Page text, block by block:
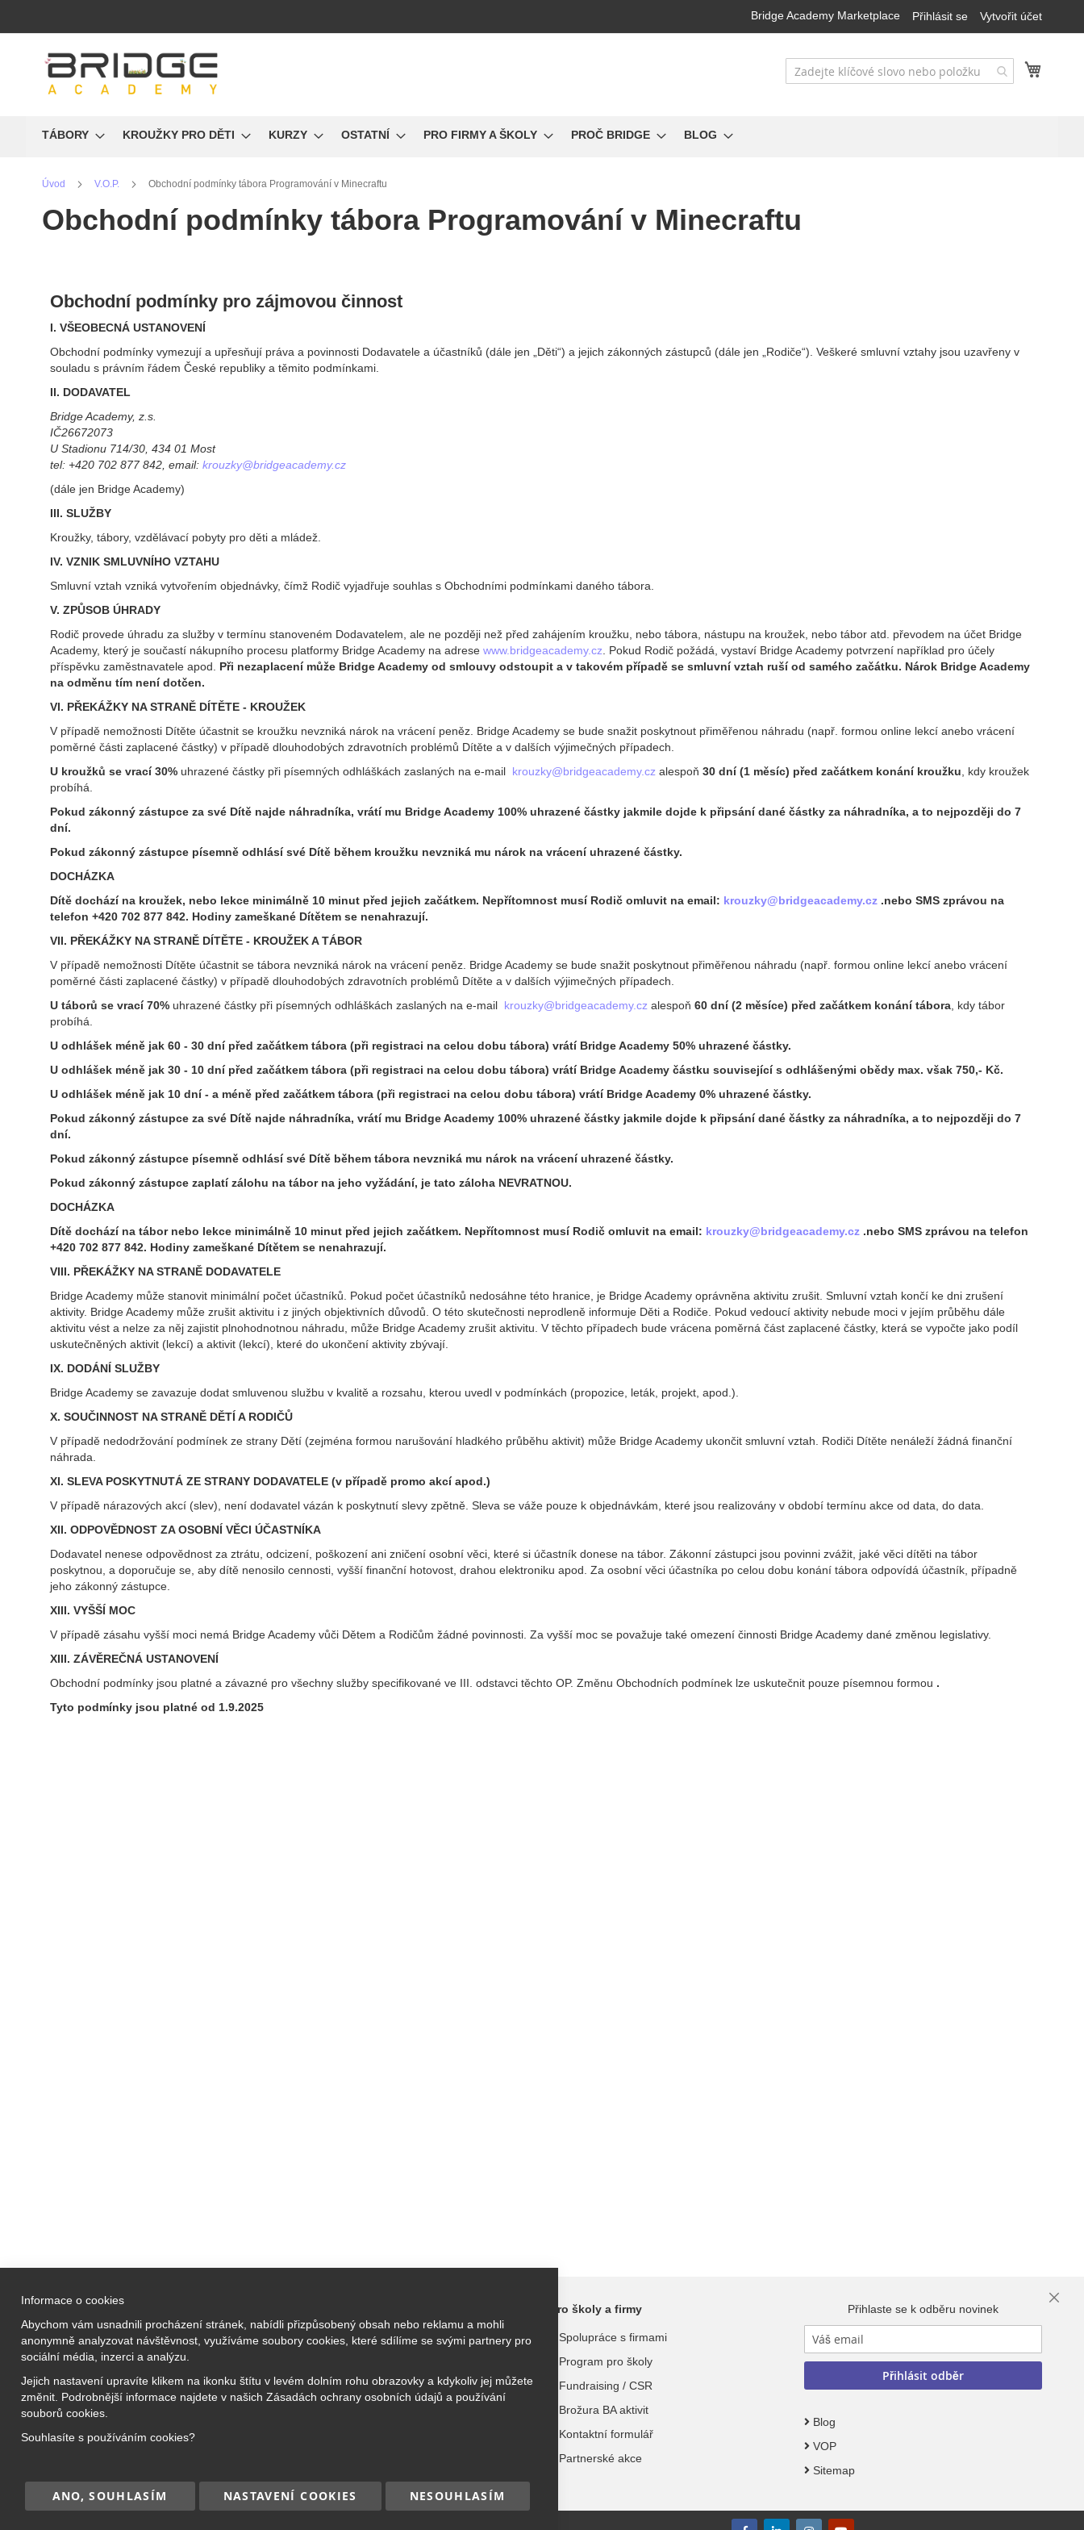
na
Bridge Academy Marketplace Přihlásit se Vytvořit účet
TÁBORY KROUŽKY PRO DĚTI KURZY OSTATNÍ PRO FIRMY A ŠKOLY PROČ BRIDGE BLOG
Úvod V.O.P. Obchodní podmínky tábora Programování v Minecraftu
Obchodní podmínky tábora Programování v Minecraftu
Obchodní podmínky pro zájmovou činnost
I. VŠEOBECNÁ USTANOVENÍ
Obchodní podmínky vymezují a upřesňují práva a povinnosti Dodavatele a účastníků (dále jen „Děti“) a jejich zákonných zástupců (dále jen „Rodiče“). Veškeré smluvní vztahy jsou uzavřeny v
souladu s právním řádem České republiky a těmito podmínkami.
II. DODAVATEL
Bridge Academy, z.s.
IČ26672073
U Stadionu 714/30, 434 01 Most
tel: +420 702 877 842, email: krouzky@bridgeacademy.cz
(dále jen Bridge Academy)
III. SLUŽBY
Kroužky, tábory, vzdělávací pobyty pro děti a mládež.
IV. VZNIK SMLUVNÍHO VZTAHU
Smluvní vztah vzniká vytvořením objednávky, čímž Rodič vyjadřuje souhlas s Obchodními podmínkami daného tábora.
V. ZPŮSOB ÚHRADY
Rodič provede úhradu za služby v termínu stanoveném Dodavatelem, ale ne později než před zahájením kroužku, nebo tábora, nástupu na kroužek, nebo tábor atd. převodem na účet Bridge
Academy, který je součastí nákupního procesu platformy Bridge Academy na adrese www.bridgeacademy.cz. Pokud Rodič požádá, vystaví Bridge Academy potvrzení například pro účely
příspěvku zaměstnavatele apod. Při nezaplacení může Bridge Academy od smlouvy odstoupit a v takovém případě se smluvní vztah ruší od samého začátku. Nárok Bridge Academy
na odměnu tím není dotčen.
VI. PŘEKÁŽKY NA STRANĚ DÍTĚTE - KROUŽEK
V případě nemožnosti Dítěte účastnit se kroužku nevzniká nárok na vrácení peněz. Bridge Academy se bude snažit poskytnout přiměřenou náhradu (např. formou online lekcí anebo vrácení
poměrné části zaplacené částky) v případě dlouhodobých zdravotních problémů Dítěte a v dalších výjimečných případech.
U kroužků se vrací 30% uhrazené částky při písemných odhláškách zaslaných na e-mail krouzky@bridgeacademy.cz alespoň 30 dní (1 měsíc) před začátkem konání kroužku, kdy kroužek
probíhá.
Pokud zákonný zástupce za své Dítě najde náhradníka, vrátí mu BridgeAcademy 100% uhrazené částky jakmile dojde k připsání dané částky za náhradníka, a to nejpozději do 7
dní.
Pokud zákonný zástupce písemně odhlásí své Dítě během kroužku nevzniká mu nárok na vrácení uhrazené částky.
DOCHÁZKA
Dítě dochází na kroužek, nebo lekce minimálně 10 minut před jejich začátkem. Nepřítomnost musí Rodič omluvit na email: krouzky@bridgeacademy.cz .nebo SMS zprávou na
telefon +420 702 877 842. Hodiny zameškané Dítětem se nenahrazují.
VII. PŘEKÁŽKY NA STRANĚ DÍTĚTE - KROUŽEK A TÁBOR
V případě nemožnosti Dítěte účastnit se tábora nevzniká nárok na vrácení peněz. Bridge Academy se bude snažit poskytnout přiměřenou náhradu (např. formou online lekcí anebo vrácení
poměrné části zaplacené částky) v případě dlouhodobých zdravotních problémů Dítěte a v dalších výjimečných případech.
U táborů se vrací 70% uhrazené částky při písemných odhláškách zaslaných na e-mail krouzky@bridgeacademy.cz alespoň 60 dní (2 měsíce) před začátkem konání tábora, kdy tábor
probíhá.
U odhlášek méně jak 60 - 30 dní před začátkem tábora (při registraci na celou dobu tábora) vrátí Bridge Academy 50% uhrazené částky.
U odhlášek méně jak 30 - 10 dní před začátkem tábora (při registraci na celou dobu tábora) vrátí Bridge Academy částku související s odhlášenými obědy max. však 750,- Kč.
U odhlášek méně jak 10 dní - a méně před začátkem tábora (při registraci na celou dobu tábora) vrátí Bridge Academy 0% uhrazené částky.
Pokud zákonný zástupce za své Dítě najde náhradníka, vrátí mu BridgeAcademy 100% uhrazené částky jakmile dojde k připsání dané částky za náhradníka, a to nejpozději do 7
dní.
Pokud zákonný zástupce písemně odhlásí své Dítě během tábora nevzniká mu nárok na vrácení uhrazené částky.
Pokud zákonný zástupce zaplatí zálohu na tábor na jeho vyžádání, je tato záloha NEVRATNOU.
DOCHÁZKA
Dítě dochází na tábor nebo lekce minimálně 10 minut před jejich začátkem. Nepřítomnost musí Rodič omluvit na email: krouzky@bridgeacademy.cz .nebo SMS zprávou na telefon
+420 702 877 842. Hodiny zameškané Dítětem se nenahrazují.
VIII. PŘEKÁŽKY NA STRANĚ DODAVATELE
Bridge Academy může stanovit minimální počet účastníků. Pokud počet účastníků nedosáhne této hranice, je Bridge Academy oprávněna aktivitu zrušit. Smluvní vztah končí ke dni zrušení
aktivity. Bridge Academy může zrušit aktivitu i z jiných objektivních důvodů. O této skutečnosti neprodleně informuje Děti a Rodiče. Pokud vedoucí aktivity nebude moci v jejím průběhu dále
aktivitu vést a nelze za něj zajistit plnohodnotnou náhradu, může Bridge Academy zrušit aktivitu. V těchto případech bude vrácena poměrná část zaplacené částky, která se vypočte jako podíl
uskutečněných aktivit (lekcí) a aktivit (lekcí), které do ukončení aktivity zbývají.
IX. DODÁNÍ SLUŽBY
Bridge Academy se zavazuje dodat smluvenou službu v kvalitě a rozsahu, kterou uvedl v podmínkách (propozice, leták, projekt, apod.).
X. SOUČINNOST NA STRANĚ DĚTÍ A RODIČŮ
V případě nedodržování podmínek ze strany Dětí (zejména formou narušování hladkého průběhu aktivit) může Bridge Academy ukončit smluvní vztah. Rodiči Dítěte nenáleží žádná finanční
náhrada.
XI. SLEVA POSKYTNUTÁ ZE STRANY DODAVATELE (v případě promo akcí apod.)
V případě nárazových akcí (slev), není dodavatel vázán k poskytnutí slevy zpětně. Sleva se váže pouze k objednávkám, které jsou realizovány v období termínu akce od data, do data.
XII. ODPOVĚDNOST ZA OSOBNÍ VĚCI ÚČASTNÍKA
Dodavatel nenese odpovědnost za ztrátu, odcizení, poškození ani zničení osobní věci, které si účastník donese na tábor. Zákonní zástupci jsou povinni zvážit, jaké věci dítěti na tábor
poskytnou, a doporučuje se, aby dítě nenosilo cennosti, vyšší finanční hotovost, drahou elektroniku apod. Za osobní věci účastníka po celou dobu konání tábora odpovídá účastník, případně
jeho zákonný zástupce.
XIII. VYŠŠÍ MOC
V případě zásahu vyšší moci nemá Bridge Academy vůči Dětem a Rodičům žádné povinnosti. Za vyšší moc se považuje také omezení činnosti Bridge Academy dané změnou legislativy.
XIII. ZÁVĚREČNÁ USTANOVENÍ
Obchodní podmínky jsou platné a závazné pro všechny služby specifikované ve III. odstavci těchto OP. Změnu Obchodních podmínek lze uskutečnit pouze písemnou formou .
Tyto podmínky jsou platné od 1.9.2025
Bridge Academy Group s.r.o.
O nás
Náš tým
Prezenční kroužky
Příměstské tábory
Pro školy a firmy
Spolupráce s firmami
Program pro školy
Fundraising / CSR
Brožura BA aktivit
Kontaktní formulář
Partnerské akce
Přihlaste se k odběru novinek
Přihlásit odběr
Blog
VOP
Sitemap
Close
Informace o cookies
Abychom vám usnadnili procházení stránek, nabídli přizpůsobený obsah nebo reklamu a mohli
anonymně analyzovat návštěvnost, využíváme soubory cookies, které sdílíme se svými partnery pro
sociální média, inzerci a analýzu.
Jejich nastavení upravíte klikem na ikonku štítu v levém dolním rohu obrazovky a kdykoliv jej můžete
změnit. Podrobnější informace najdete v našich Zásadách ochrany osobních údajů a používání
souborů cookies.
Souhlasíte s používáním cookies?
ANO, SOUHLASÍM NASTAVENÍ COOKIES NESOUHLASÍM